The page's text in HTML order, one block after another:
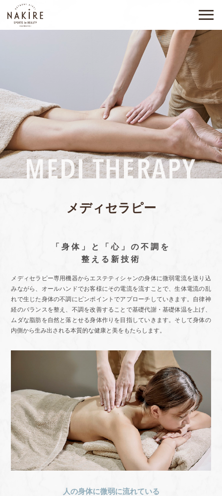
メディセラピー
「身体」と「心」の不調を
整える新技術
メディセラピー専用機器からエステティシャンの身体に微弱電流を送り込
みながら、オールハンドでお客様にその電流を流すことで、生体電流の乱
れで生じた身体の不調にピンポイントでアプローチしていきます。自律神
経のバランスを整え、不調を改善することで基礎代謝・基礎体温を上げ、
ムダな脂肪を自然と落とせる身体作りを目指していきます。そして身体の
内側から生み出される本質的な健康と美をもたらします。
人の身体に微弱に流れている